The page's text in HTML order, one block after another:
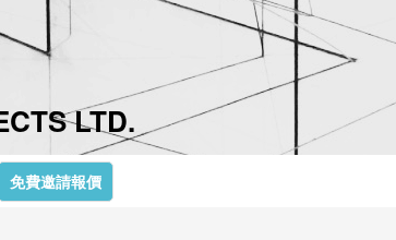
LTD.
免費邀請報價